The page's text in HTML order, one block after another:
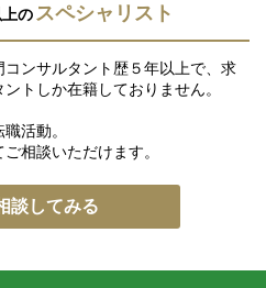
上の スペシャリスト
ンサルタント歴５年以上で、求
トしか在籍しておりません。
活動。
相談いただけます。
談してみる